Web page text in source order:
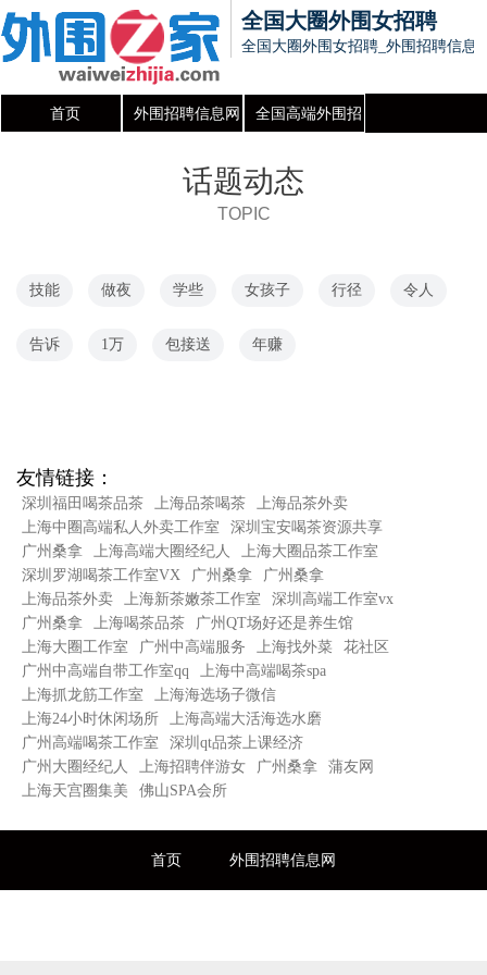
全国大圈外围女招聘
全国大圈外围女招聘_外围招聘信息
首页 外围招聘信息网 全国高端外围招
话题动态
TOPIC
技能 做夜 学些 女孩子 行径 令人
告诉 1万 包接送 年赚
友情链接：
深圳福田喝茶品茶 上海品茶喝茶
上海品茶外卖
上海中圈高端私人外卖工作室
深圳宝安喝茶资源共享
广州桑拿
上海高端大圈经纪人
上海大圈品茶工作室
深圳罗湖喝茶工作室VX
广州桑拿
广州桑拿
上海品茶外卖
上海新茶嫩茶工作室
深圳高端工作室vx
广州桑拿
上海喝茶品茶
广州QT场好还是养生馆
上海大圈工作室
广州中高端服务 上海找外菜
花社区
广州中高端自带工作室qq
上海中高端喝茶spa
上海抓龙筋工作室
上海海选场子微信
上海24小时休闲场所
上海高端大活海选水磨
广州高端喝茶工作室
深圳qt品茶上课经济
广州大圈经纪人
上海招聘伴游女 广州桑拿
蒲友网
上海天宫圈集美
佛山SPA会所
首页 外围招聘信息网